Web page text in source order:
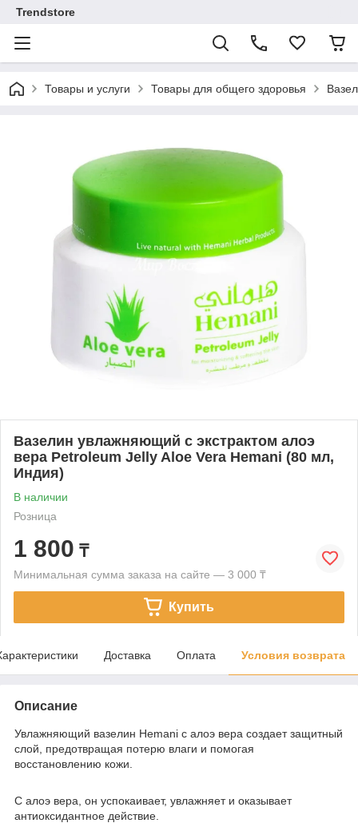
Trendstore
Товары и услуги Товары для общего здоровья
Вазелин увлажняющий с экстрактом алоэ
вера Petroleum Jelly Aloe Vera Hemani (80 мл,
Индия)
В наличии
Розница
1 800 ₸
Минимальная сумма заказа на сайте — 3 000 ₸
Купить
Доставка Оплата Условия возврата
Описание
Увлажняющий вазелин Hemani с алоэ вера создает защитный
слой, предотвращая потерю влаги и помогая
восстановлению кожи.
С алоэ вера, он успокаивает, увлажняет и оказывает
антиоксидантное действие.